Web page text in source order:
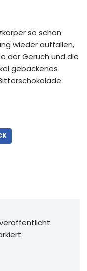
so schön
wieder auffallen,
der Geruch und die
gebackenes